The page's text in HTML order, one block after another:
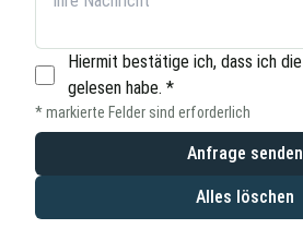
Hiermit bestätige ich, dass ich die
gelesen habe. *
* markierte Felder sind erforderlich
Alles löschen
Anfrage senden